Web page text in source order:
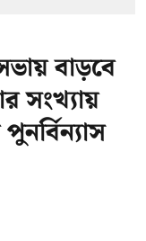
বাড়বে
সংখ্যায়